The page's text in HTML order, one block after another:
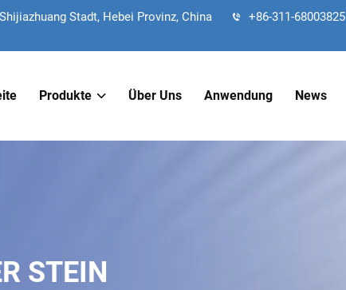
Stadt, Hebei Provinz, China
+86-311-68003825
Produkte Über Uns Anwendung News
STEIN